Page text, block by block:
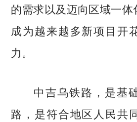
的需求以及迈向区域一体
成为越来越多新项目开
力。
中吉乌铁路，是基
路，是符合地区人民共